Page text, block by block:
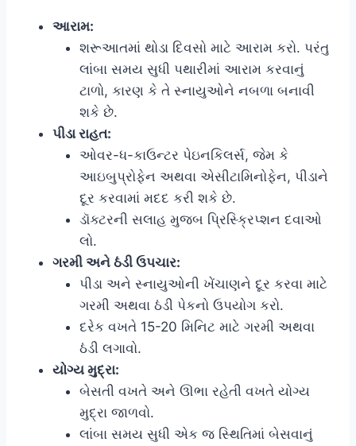
આરામ:
શરૂઆતમાં થોડા દિવસો માટે આરામ કરો. પરંતુ
લાંબા સમય સુધી પથારીમાં આરામ કરવાનું
ટાળો, કારણ કે તે સ્નાયુઓને નબળા બનાવી
શકે છે.
પીડા રાહત:
ઓવર-ધ-કાઉન્ટર પેઇનકિલર્સ, જેમ કે
આઇબુપ્રોફેન અથવા એસીટામિનોફેન, પીડાને
દૂર કરવામાં મદદ કરી શકે છે.
ડૉક્ટરની સલાહ મુજબ પ્રિસ્ક્રિપ્શન દવાઓ
લો.
ગરમી અને ઠંડી ઉપચાર:
પીડા અને સ્નાયુઓની ખેંચાણને દૂર કરવા માટે
ગરમી અથવા ઠંડી પેકનો ઉપયોગ કરો.
દરેક વખતે 15-20 મિનિટ માટે ગરમી અથવા
ઠંડી લગાવો.
યોગ્ય મુદ્રા:
બેસતી વખતે અને ઊભા રહેતી વખતે યોગ્ય
મુદ્રા જાળવો.
લાંબા સમય સુધી એક જ સ્થિતિમાં બેસવાનું